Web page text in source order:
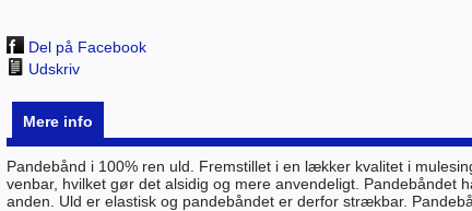
Del på Facebook
Udskriv
Mere info
Pandebånd i 100% ren uld. Fremstillet i en lækker kvalitet i
venbar, hvilket gør det alsidig og mere anvendeligt. Pandebåndet
anden. Uld er elastisk og pandebåndet er derfor strækbar.